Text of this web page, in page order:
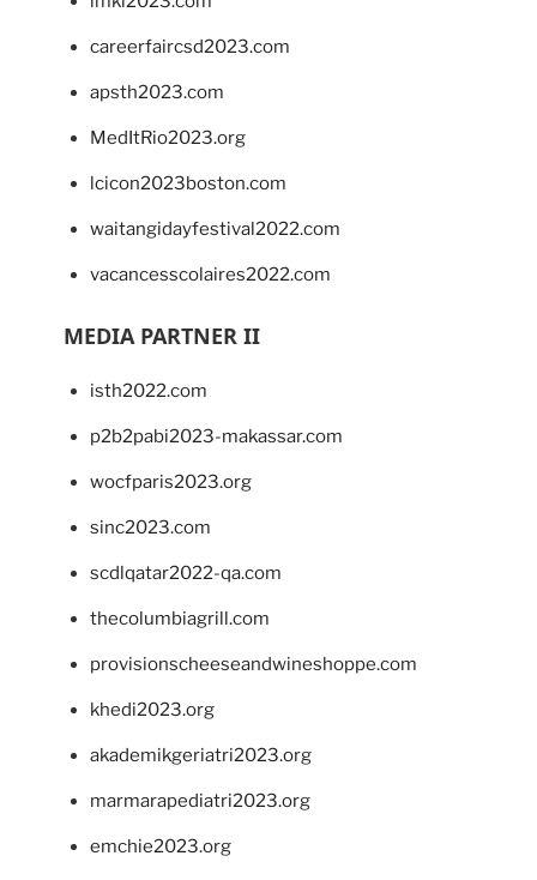
careerfaircsd2023.com
apsth2023.com
MedItRio2023.org
lcicon2023boston.com
waitangidayfestival2022.com
vacancesscolaires2022.com
MEDIA PARTNER II
isth2022.com
p2b2pabi2023-makassar.com
wocfparis2023.org
sinc2023.com
scdlqatar2022-qa.com
thecolumbiagrill.com
provisionscheeseandwineshoppe.com
khedi2023.org
akademikgeriatri2023.org
marmarapediatri2023.org
emchie2023.org